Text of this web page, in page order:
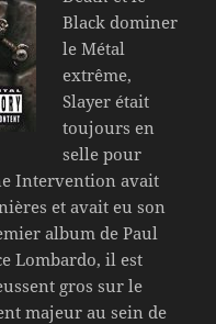
Black dominer
le Métal
extrême,
Slayer était
toujours en
selle pour
Intervention avait
et avait eu son
album de Paul
Lombardo, il est
gros sur le
majeur au sein de